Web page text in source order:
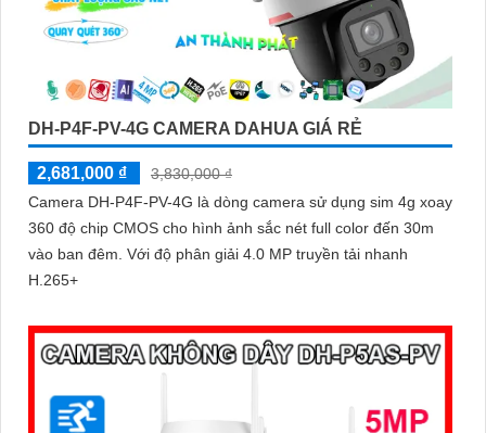
DH-P4F-PV-4G CAMERA DAHUA GIÁ RẺ
2,681,000 ₫
3,830,000 ₫
Camera DH-P4F-PV-4G là dòng camera sử dụng sim 4g xoay
360 độ chip CMOS cho hình ảnh sắc nét full color đến 30m
vào ban đêm. Với độ phân giải 4.0 MP truyền tải nhanh
H.265+